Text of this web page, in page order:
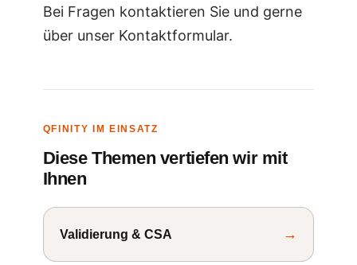
Bei Fragen kontaktieren Sie und gerne
über unser Kontaktformular.
QFINITY IM EINSATZ
Diese Themen vertiefen wir mit
Ihnen
Validierung & CSA →